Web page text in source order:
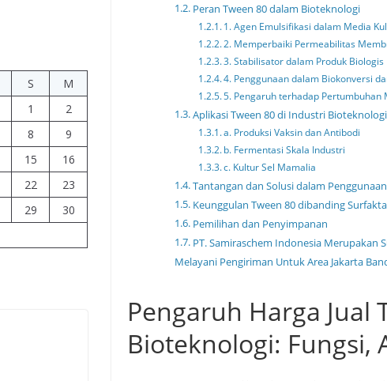
Peran Tween 80 dalam Bioteknologi
1. Agen Emulsifikasi dalam Media
2. Memperbaiki Permeabilitas
3. Stabilisator dalam Produk Biologis
4. Penggunaan dalam Biokonversi
5. Pengaruh terhadap Pertumbuhan
Aplikasi Tween 80 di Industri Bioteknologi
a. Produksi Vaksin dan Antibodi
b. Fermentasi Skala Industri
c. Kultur Sel Mamalia
Tantangan dan Solusi dalam Penggunaan
Keunggulan Tween 80 dibanding
Pemilihan dan Penyimpanan
PT. Samiraschem Indonesia Merupakan
Melayani Pengiriman Untuk Area Jakarta
Pengaruh Harga Jual
Bioteknologi: Fungsi,
S
M
1
2
8
9
15
16
22
23
29
30